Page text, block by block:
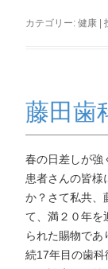
カテゴリー:健康 |
藤田歯
春の日差しが強
患者さんの皆様
か？さて私共、
て、満２０年を
られた賜物であ
続17年目の歯科